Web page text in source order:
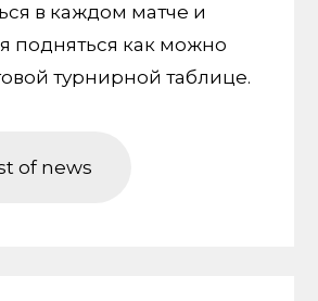
в каждом матче и
подняться как можно
турнирной таблице.
of news